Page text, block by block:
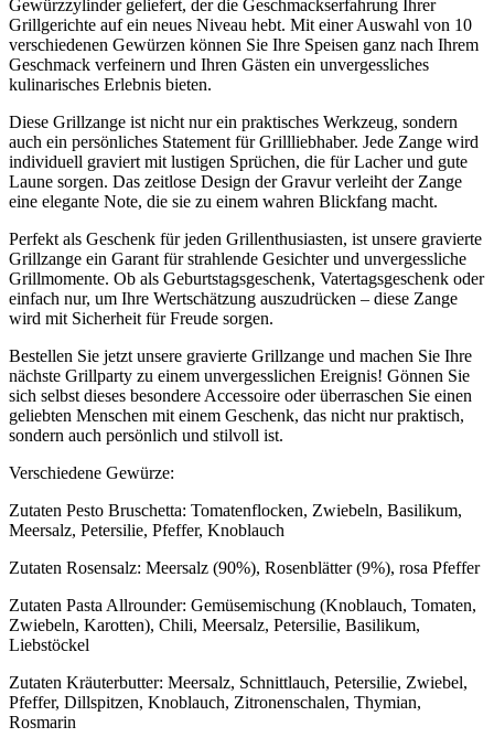
Gewürzzylinder geliefert, der die Geschmackserfahrung Ihrer
Grillgerichte auf ein neues Niveau hebt. Mit einer Auswahl von 10
verschiedenen Gewürzen können Sie Ihre Speisen ganz nach Ihrem
Geschmack verfeinern und Ihren Gästen ein unvergessliches
kulinarisches Erlebnis bieten.
Diese Grillzange ist nicht nur ein praktisches Werkzeug, sondern
auch ein persönliches Statement für Grillliebhaber. Jede Zange wird
individuell graviert mit lustigen Sprüchen, die für Lacher und gute
Laune sorgen. Das zeitlose Design der Gravur verleiht der Zange
eine elegante Note, die sie zu einem wahren Blickfang macht.
Perfekt als Geschenk für jeden Grillenthusiasten, ist unsere gravierte
Grillzange ein Garant für strahlende Gesichter und unvergessliche
Grillmomente. Ob als Geburtstagsgeschenk, Vatertagsgeschenk oder
einfach nur, um Ihre Wertschätzung auszudrücken – diese Zange
wird mit Sicherheit für Freude sorgen.
Bestellen Sie jetzt unsere gravierte Grillzange und machen Sie Ihre
nächste Grillparty zu einem unvergesslichen Ereignis! Gönnen Sie
sich selbst dieses besondere Accessoire oder überraschen Sie einen
geliebten Menschen mit einem Geschenk, das nicht nur praktisch,
sondern auch persönlich und stilvoll ist.
Verschiedene Gewürze:
Zutaten Pesto Bruschetta: Tomatenflocken, Zwiebeln, Basilikum,
Meersalz, Petersilie, Pfeffer, Knoblauch
Zutaten Rosensalz: Meersalz (90%), Rosenblätter (9%), rosa Pfeffer
Zutaten Pasta Allrounder: Gemüsemischung (Knoblauch, Tomaten,
Zwiebeln, Karotten), Chili, Meersalz, Petersilie, Basilikum,
Liebstöckel
Zutaten Kräuterbutter: Meersalz, Schnittlauch, Petersilie, Zwiebel,
Pfeffer, Dillspitzen, Knoblauch, Zitronenschalen, Thymian,
Rosmarin